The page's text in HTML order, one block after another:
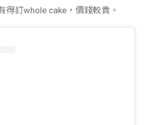
得訂whole cake，價錢較貴。